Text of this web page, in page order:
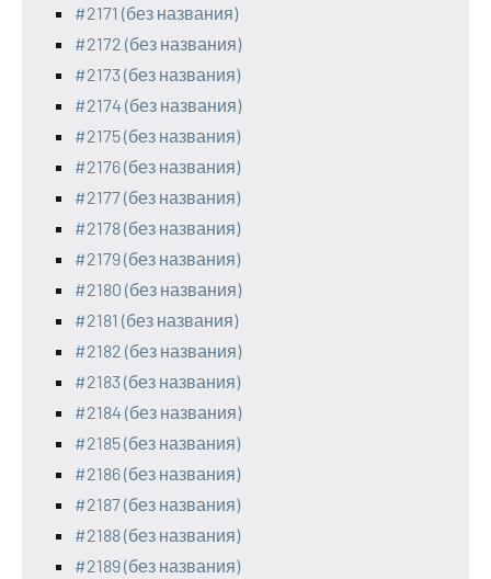
#2171 (без названия)
#2172 (без названия)
#2173 (без названия)
#2174 (без названия)
#2175 (без названия)
#2176 (без названия)
#2177 (без названия)
#2178 (без названия)
#2179 (без названия)
#2180 (без названия)
#2181 (без названия)
#2182 (без названия)
#2183 (без названия)
#2184 (без названия)
#2185 (без названия)
#2186 (без названия)
#2187 (без названия)
#2188 (без названия)
#2189 (без названия)